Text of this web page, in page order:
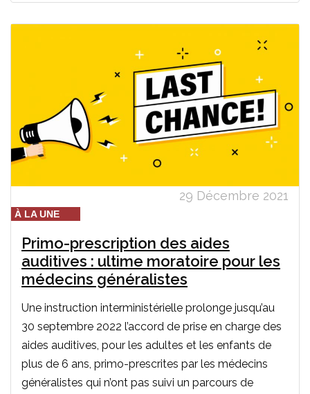
29 Décembre 2021
À LA UNE
Primo-prescription des aides
auditives : ultime moratoire pour les
médecins généralistes
Une instruction interministérielle prolonge jusqu’au
30 septembre 2022 l’accord de prise en charge des
aides auditives, pour les adultes et les enfants de
plus de 6 ans, primo-prescrites par les médecins
généralistes qui n’ont pas suivi un parcours de